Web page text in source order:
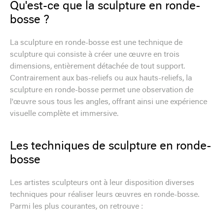
Qu'est-ce que la sculpture en ronde-
bosse ?
La sculpture en ronde-bosse est une technique de
sculpture qui consiste à créer une œuvre en trois
dimensions, entièrement détachée de tout support.
Contrairement aux bas-reliefs ou aux hauts-reliefs, la
sculpture en ronde-bosse permet une observation de
l'œuvre sous tous les angles, offrant ainsi une expérience
visuelle complète et immersive.
Les techniques de sculpture en ronde-
bosse
Les artistes sculpteurs ont à leur disposition diverses
techniques pour réaliser leurs œuvres en ronde-bosse.
Parmi les plus courantes, on retrouve :